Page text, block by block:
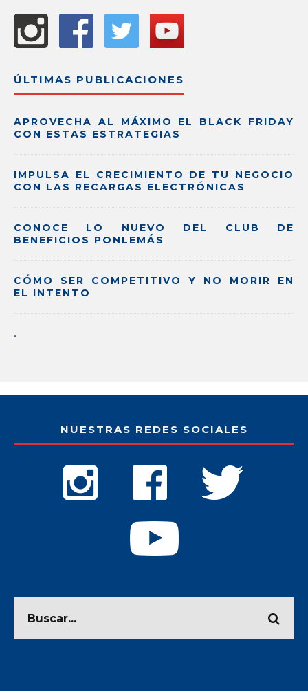
ÚLTIMAS PUBLICACIONES
APROVECHA AL MÁXIMO EL BLACK FRIDAY
CON ESTAS ESTRATEGIAS
IMPULSA EL CRECIMIENTO DE TU NEGOCIO
CON LAS RECARGAS ELECTRÓNICAS
CONOCE LO NUEVO DEL CLUB DE
BENEFICIOS PONLEMÁS
CÓMO SER COMPETITIVO Y NO MORIR EN
EL INTENTO
.
NUESTRAS REDES SOCIALES